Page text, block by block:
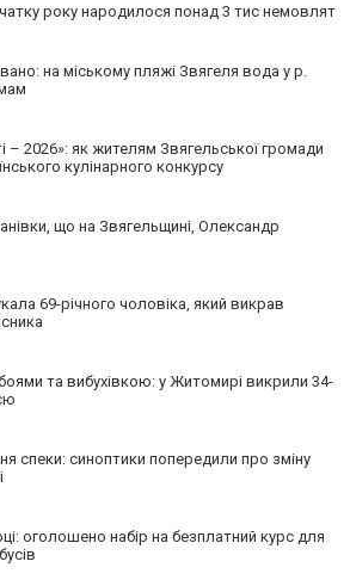
року народилося понад 3 тис немовлят
на міському пляжі Звягеля вода у р.
– 2026»: як жителям Звягельської громади
кулінарного конкурсу
що на Звягельщині, Олександр
69-річного чоловіка, який викрав
та вибухівкою: у Житомирі викрили 34-
спеки: синоптики попередили про зміну
оголошено набір на безплатний курс для